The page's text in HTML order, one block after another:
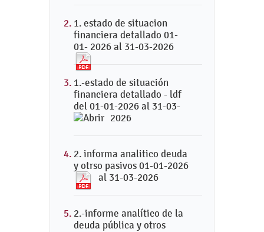
1. estado de situacion
financiera detallado 01-
01- 2026 al 31-03-2026
1.-estado de situación
financiera detallado - ldf
del 01-01-2026 al 31-03-
2026
2. informa analitico deuda
y otrso pasivos 01-01-2026
al 31-03-2026
2.-informe analítico de la
deuda pública y otros